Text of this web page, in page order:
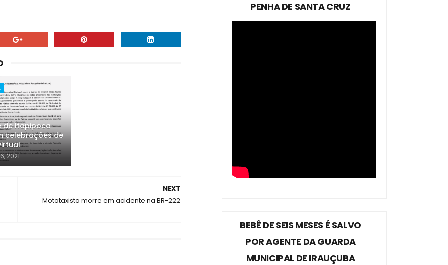
de Itapipoca
celebrações de
2021
NEXT
Mototaxista morre em acidente na BR-222
PENHA DE SANTA CRUZ
BEBÊ DE SEIS MESES É SALVO
POR AGENTE DA GUARDA
MUNICIPAL DE IRAUÇUBA